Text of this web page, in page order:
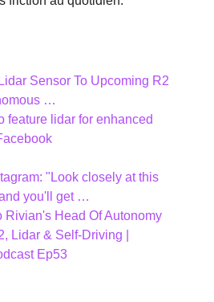
Sensor To Upcoming R2
…
feature lidar for enhanced
"Look closely at this
you'll get …
Rivian's Head Of Autonomy
Lidar & Self-Driving |
Ep53